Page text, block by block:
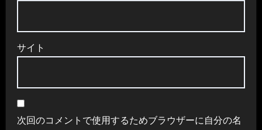
サイト
次回のコメントで使用するためブラウザーに自分の名